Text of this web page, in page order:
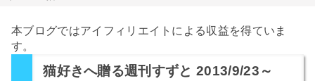
本ブログではアイフィリエイトによる収益を得ていま
す。
猫好きへ贈る週刊すずと 2013/9/23～